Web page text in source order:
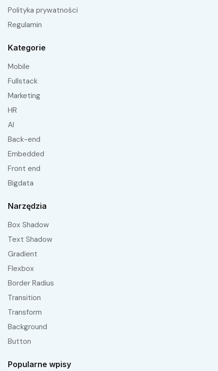
Polityka prywatności
Regulamin
Kategorie
Mobile
fullstack
Marketing
HR
AI
Back-end
embedded
front end
bigdata
Narzędzia
Box Shadow
Text Shadow
Gradient
Flexbox
Border Radius
Transition
Transform
Background
Button
Popularne wpisy